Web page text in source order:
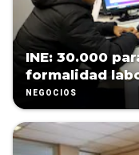
INE: 30.000
formalidad
NEGOCIOS